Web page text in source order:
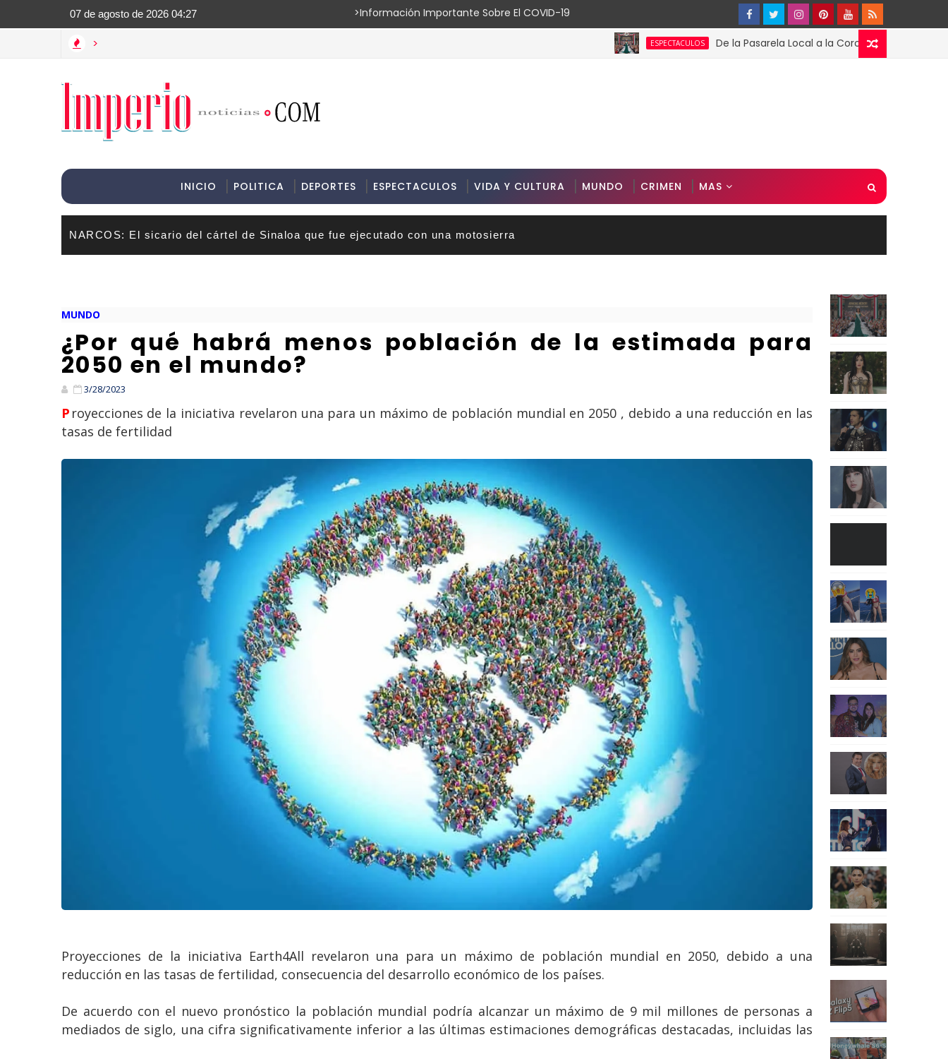
>Información Importante Sobre El COVID-19
> ESPECTACULOS De la Pasarela Local a la Corona Global: El Triunfo de
INICIO POLITICA DEPORTES ESPECTACULOS VIDA Y CULTURA MUNDO CRIMEN MAS
NARCOS: El sicario del cártel de Sinaloa que fue ejecutado con una motosierra
MUNDO
¿Por qué habrá menos población de la estimada para
2050 en el mundo?
3/28/2023
Proyecciones de la iniciativa revelaron una para un máximo de población mundial en 2050 , debido a una reducción en las
tasas de fertilidad
Proyecciones de la iniciativa Earth4All revelaron una para un máximo de población mundial en 2050, debido a una
reducción en las tasas de fertilidad, consecuencia del desarrollo económico de los países.
De acuerdo con el nuevo pronóstico la población mundial podría alcanzar un máximo de 9 mil millones de personas a
mediados de siglo, una cifra significativamente inferior a las últimas estimaciones demográficas destacadas, incluidas las